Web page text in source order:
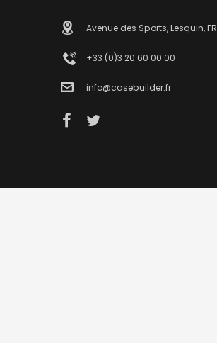
Avenue des Sports, Lesquin, FR
+33 (0)3 20 60 00 00
info@casebuilder.fr